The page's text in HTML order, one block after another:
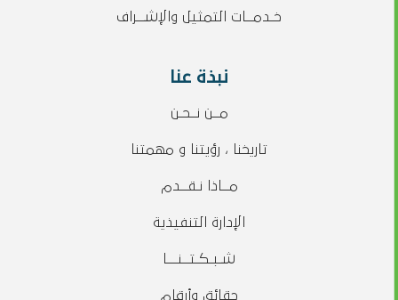
خـدمــات التمثيل والإشــراف
نبذة عنا
مــن نــحـن
تاريخنا ، رؤيتنا و مهمتنا
مــاذا نـقــدم
الإدارة التنفيذية
شـبـكـتــنـــا
حقائق وأرقام